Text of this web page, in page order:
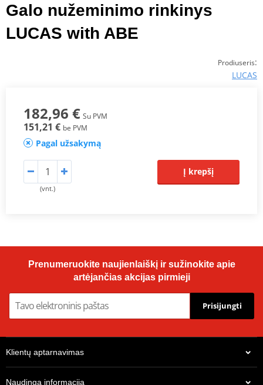
Galo nužeminimo rinkinys
LUCAS with ABE
Prodiuseris:
LUCAS
182,96 € Su PVM
151,21 € be PVM
Pagal užsakymą
(vnt.)
Į krepšį
Prenumeruokite naujienlaiškį ir sužinokite apie
artėjančias akcijas pirmieji
Prisijungti
Klientų aptarnavimas
Naudinga informacija